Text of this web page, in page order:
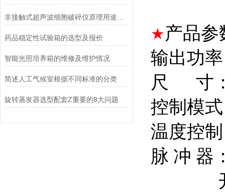
药品稳定性试验箱的选型及报价
智能光照培养箱的维修及维护情况
简述人工气候室根据不同标准的分类
旋转蒸发器选型配套Z重要的8大问题
★产品参
输出功
尺 寸：
控制模
温度控
脉 冲 器
开循